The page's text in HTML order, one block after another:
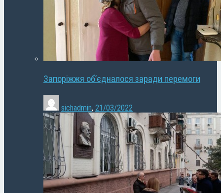
Запоріжжя об’єдналося заради перемоги
sichadmin, 21/03/2022